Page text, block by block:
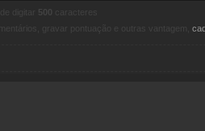
500
gravar pontuação e outras vantagem,